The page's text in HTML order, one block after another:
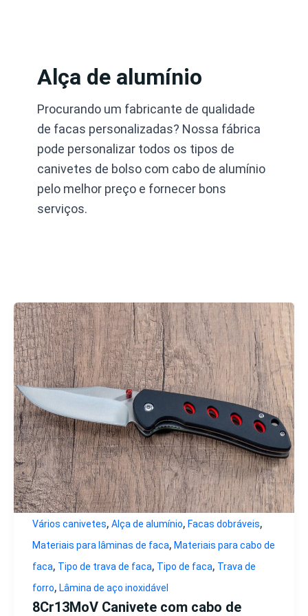
conteúdoAlça de alumínio
Procurando um fabricante de qualidade
de facas personalizadas? Nossa fábrica
pode personalizar todos os tipos de
canivetes de bolso com cabo de alumínio
pelo melhor preço e fornecer bons
serviços.
Vários canivetes, Alça de alumínio, Facas dobráveis,
Materiais para lâminas de faca, Materiais para cabo de
faca, Tipo de trava de faca, Tipo de faca, Trava de
forro, Lâmina de aço inoxidável
8Cr13MoV Canivete com cabo de